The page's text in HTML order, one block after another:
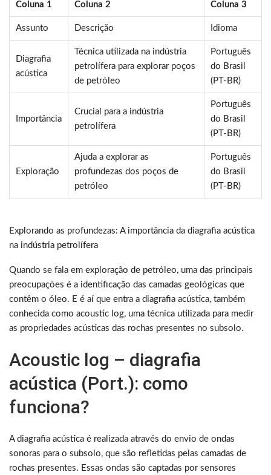
Coluna 1 Coluna 2 Coluna 3
Assunto Descrição Idioma
Diagrafia
acústica
Técnica utilizada na indústria
petrolífera para explorar poços
de petróleo
Português
do Brasil
(PT-BR)
Importância
Crucial para a indústria
petrolífera
Português
do Brasil
(PT-BR)
Exploração
Ajuda a explorar as
profundezas dos poços de
petróleo
Português
do Brasil
(PT-BR)
Explorando as profundezas: A importância da diagrafia acústica
na indústria petrolífera
Quando se fala em exploração de petróleo, uma das principais
preocupações é a identificação das camadas geológicas que
contêm o óleo. E é aí que entra a diagrafia acústica, também
conhecida como acoustic log, uma técnica utilizada para medir
as propriedades acústicas das rochas presentes no subsolo.
Acoustic log – diagrafia
acústica (Port.): como
funciona?
A diagrafia acústica é realizada através do envio de ondas
sonoras para o subsolo, que são refletidas pelas camadas de
rochas presentes. Essas ondas são captadas por sensores